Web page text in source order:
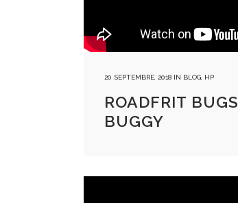
20 SEPTEMBRE, 2018 IN BLOG HP
ROADFRIT BUGS
BUGGY